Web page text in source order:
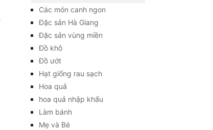
Các món canh ngon
Đặc sản Hà Giang
Đặc sản vùng miền
Đồ khô
Đồ ướt
Hạt giống rau sạch
Hoa quả
hoa quả nhập khẩu
Làm bánh
Mẹ và Bé